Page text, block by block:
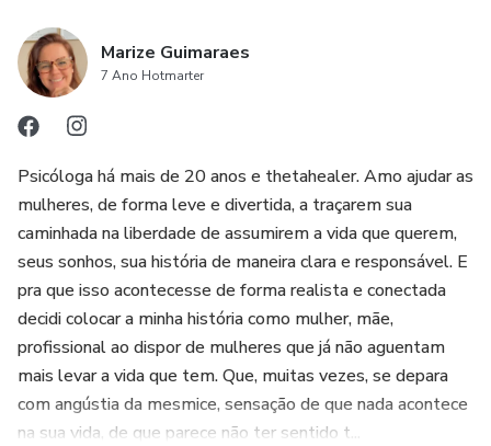
Marize Guimaraes
7 Ano Hotmarter
Psicóloga há mais de 20 anos e thetahealer. Amo ajudar as
mulheres, de forma leve e divertida, a traçarem sua
caminhada na liberdade de assumirem a vida que querem,
seus sonhos, sua história de maneira clara e responsável. E
pra que isso acontecesse de forma realista e conectada
decidi colocar a minha história como mulher, mãe,
profissional ao dispor de mulheres que já não aguentam
mais levar a vida que tem. Que, muitas vezes, se depara
com angústia da mesmice, sensação de que nada acontece
na sua vida, de que parece não ter sentido t...